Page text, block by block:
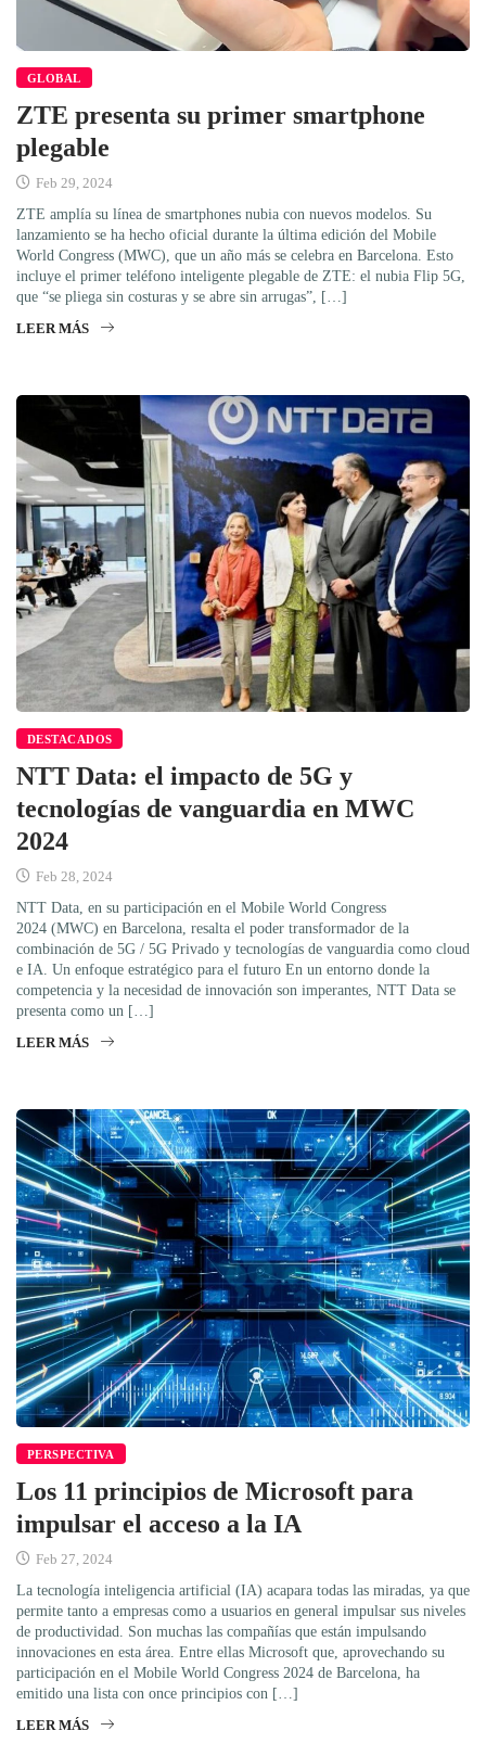
GLOBAL
ZTE presenta su primer smartphone
plegable
Feb 29, 2024
ZTE amplía su línea de smartphones nubia con nuevos modelos. Su
lanzamiento se ha hecho oficial durante la última edición del Mobile
World Congress (MWC), que un año más se celebra en Barcelona. Esto
incluye el primer teléfono inteligente plegable de ZTE: el nubia Flip 5G,
que “se pliega sin costuras y se abre sin arrugas”, […]
LEER MÁS
DESTACADOS
NTT Data: el impacto de 5G y
tecnologías de vanguardia en MWC
2024
Feb 28, 2024
NTT Data, en su participación en el Mobile World Congress
2024 (MWC) en Barcelona, resalta el poder transformador de la
combinación de 5G / 5G Privado y tecnologías de vanguardia como cloud
e IA. Un enfoque estratégico para el futuro En un entorno donde la
competencia y la necesidad de innovación son imperantes, NTT Data se
presenta como un […]
LEER MÁS
PERSPECTIVA
Los 11 principios de Microsoft para
impulsar el acceso a la IA
Feb 27, 2024
La tecnología inteligencia artificial (IA) acapara todas las miradas, ya que
permite tanto a empresas como a usuarios en general impulsar sus niveles
de productividad. Son muchas las compañías que están impulsando
innovaciones en esta área. Entre ellas Microsoft que, aprovechando su
participación en el Mobile World Congress 2024 de Barcelona, ha
emitido una lista con once principios con […]
LEER MÁS